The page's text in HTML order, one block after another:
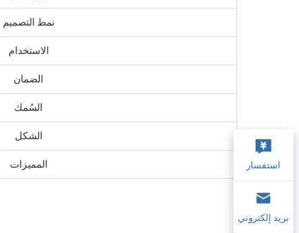
نمط التصميم
الاستخدام
الضمان
السُمك
الشكل
المميزات استفسار
بريد إلكتروني